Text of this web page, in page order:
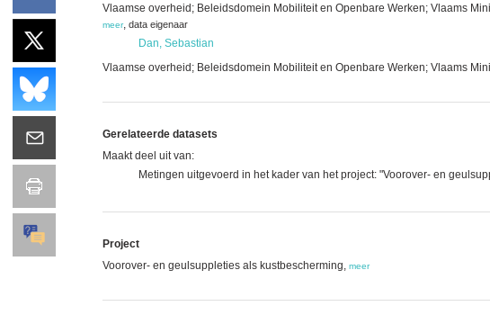
Vlaamse overheid; Beleidsdomein Mobiliteit en Openbare Werken; Vlaams
meer, data eigenaar
Dan, Sebastian
Vlaamse overheid; Beleidsdomein Mobiliteit en Openbare Werken; Vlaams
Gerelateerde datasets
Maakt deel uit van:
Metingen uitgevoerd in het kader van het project: "Voorover- en
Project
Voorover- en geulsuppleties als kustbescherming, meer